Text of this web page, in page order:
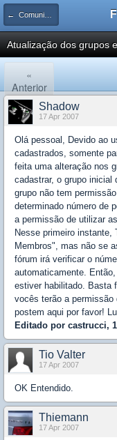
← Comunicados do AstraClub
Atualização dos grupos
«
Anterior
Shadow
17 Apr 2007
Olá pessoal, Devido ao
cadastrados, somente
feita uma alteração nos
cadastrar, o grupo
grupo não tem
determinado número de
a permissão de utilizar
Nesse primeiro instante,
Membros", mas não se
fórum irá verificar o
automaticamente.
estiver habilitado. Basta
vocês terão a permissão
postem aqui por favor!
Editado por castrucci,
Tio Valter
17 Apr 2007
OK Entendido.
Thiemann
17 Apr 2007